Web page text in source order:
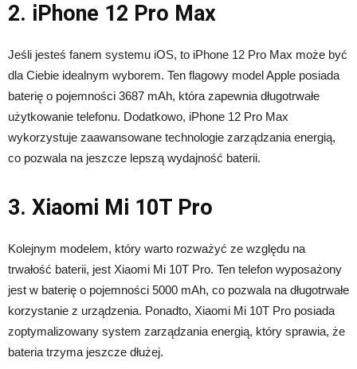
2. iPhone 12 Pro Max
Jeśli jesteś fanem systemu iOS, to iPhone 12 Pro Max może być
dla Ciebie idealnym wyborem. Ten flagowy model Apple posiada
baterię o pojemności 3687 mAh, która zapewnia długotrwałe
użytkowanie telefonu. Dodatkowo, iPhone 12 Pro Max
wykorzystuje zaawansowane technologie zarządzania energią,
co pozwala na jeszcze lepszą wydajność baterii.
3. Xiaomi Mi 10T Pro
Kolejnym modelem, który warto rozważyć ze względu na
trwałość baterii, jest Xiaomi Mi 10T Pro. Ten telefon wyposażony
jest w baterię o pojemności 5000 mAh, co pozwala na długotrwałe
korzystanie z urządzenia. Ponadto, Xiaomi Mi 10T Pro posiada
zoptymalizowany system zarządzania energią, który sprawia, że
bateria trzyma jeszcze dłużej.